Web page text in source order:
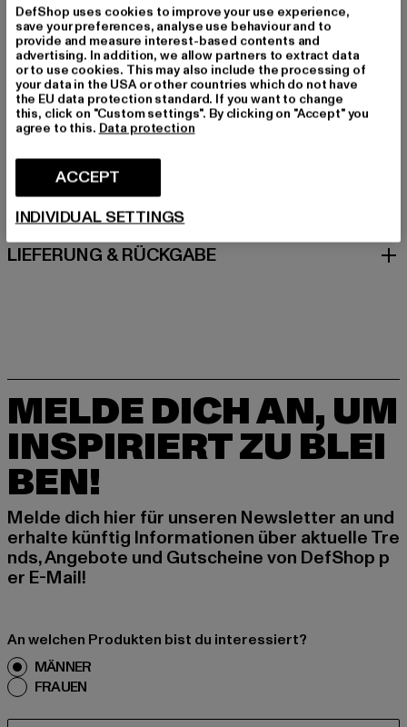
Kat.: Bekleidung
Farbe: rot
Hersteller Farbe: red
Materialzusammensetzung: 100% Polyester
Art.Nr: UNFR26-133-00199
GRÖSSE & PASSFORM
PFLEGEHINWEISE
LIEFERUNG & RÜCKGABE
MELDE DICH AN, UM
INSPIRIERT ZU BLEI
BEN!
Melde dich hier für unseren Newsletter an und
erhalte künftig Informationen über aktuelle Tre
nds, Angebote und Gutscheine von DefShop p
er E-Mail!
An welchen Produkten bist du interessiert?
MÄNNER
FRAUEN
DefShop uses cookies to improve your use experience,
save your preferences, analyse use behaviour and to
provide and measure interest-based contents and
advertising. In addition, we allow partners to extract data
or to use cookies. This may also include the processing of
your data in the USA or other countries which do not have
the EU data protection standard. If you want to change
this, click on "Custom settings". By clicking on "Accept" you
agree to this. Data protection
ACCEPT
INDIVIDUAL SETTINGS